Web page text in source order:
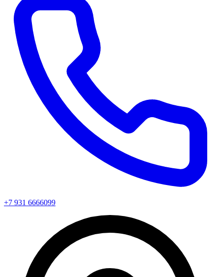
+7 931 6666099